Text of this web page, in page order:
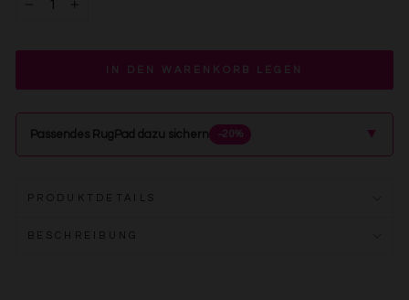
IN DEN WARENKORB LEGEN
Passendes RugPad dazu sichern −20% ▲
PRODUKTDETAILS
BESCHREIBUNG